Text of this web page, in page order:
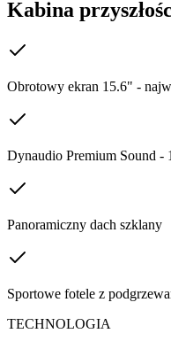
Kabina
Obrotowy ekran 15.6" -
Dynaudio Premium Sound -
Panoramiczny dach szklany
Sportowe fotele z
TECHNOLOGIA